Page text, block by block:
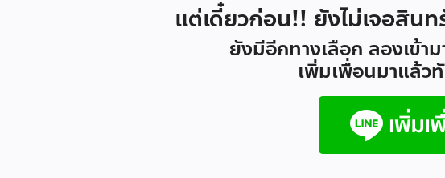
แต่เดี๋ยวก่อน!! ยังไม่เจอสินท
ยังมีอีกทางเลือก ลองเข้า
เพิ่มเพื่อนมาแล้ว